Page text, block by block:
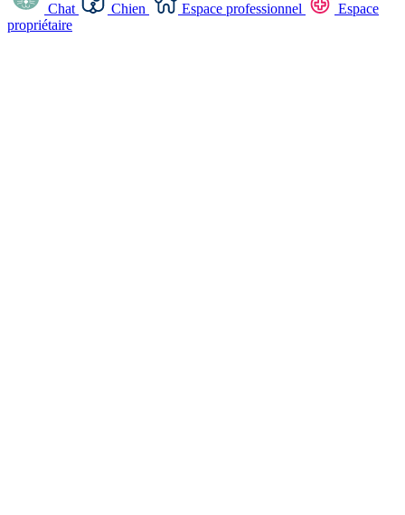
Chat Chien Espace professionnel
Espace
propriétaire